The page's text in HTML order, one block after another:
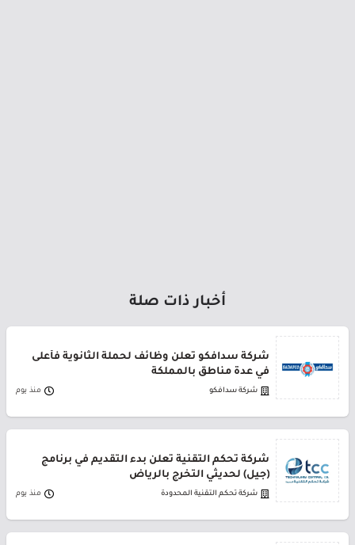
أخبار ذات صلة
شركة سدافكو تعلن وظائف لحملة الثانوية فأعلى
في عدة مناطق بالمملكة
شركة سدافكو منذ يوم
شركة تحكم التقنية تعلن بدء التقديم في برنامج
(جيل) لحديثي التخرج بالرياض
شركة تحكم التقنية المحدودة منذ يوم